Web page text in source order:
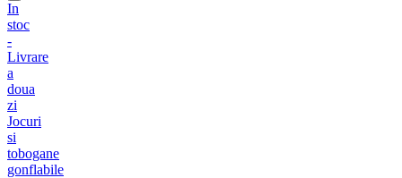
In
stoc
-
Livrare
a
doua
zi
Jocuri
si
tobogane
gonflabile